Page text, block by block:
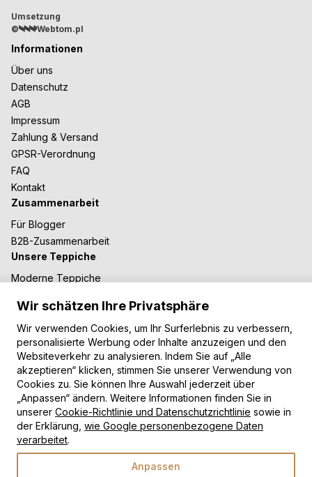
Umsetzung
©
Webtom.pl
Informationen
Über uns
Datenschutz
AGB
Impressum
Zahlung & Versand
GPSR-Verordnung
FAQ
Kontakt
Zusammenarbeit
Für Blogger
B2B-Zusammenarbeit
Unsere Teppiche
Moderne Teppiche
Shaggy Teppiche
Kinderteppiche
Zahlungsarten
Copyright © 2026 TAPISO
Wir schätzen Ihre Privatsphäre
Wir verwenden Cookies, um Ihr Surferlebnis zu verbessern,
personalisierte Werbung oder Inhalte anzuzeigen und den
Websiteverkehr zu analysieren. Indem Sie auf „Alle
akzeptieren“ klicken, stimmen Sie unserer Verwendung von
Cookies zu. Sie können Ihre Auswahl jederzeit über
„Anpassen“ ändern. Weitere Informationen finden Sie in
unserer Cookie-Richtlinie und Datenschutzrichtlinie sowie in
der Erklärung, wie Google personenbezogene Daten
verarbeitet.
Anpassen